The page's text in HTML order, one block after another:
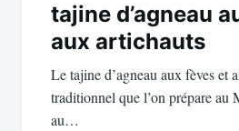
tajine d’agneau
aux artichauts
Le tajine d’agneau aux fèves et
traditionnel que l’on prépare au
au…